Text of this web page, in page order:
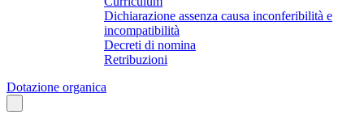
Dichiarazione assenza causa inconferibilità e
incompatibilità
Decreti di nomina
Retribuzioni
Dotazione organica